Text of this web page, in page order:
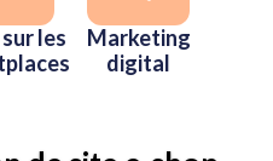
les
Marketing
digital